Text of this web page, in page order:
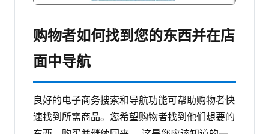
购物者如何找到您的东西并在店
面中导航
良好的电子商务搜索和导航功能可帮助购物者快
速找到所需商品。您希望购物者找到他们想要的